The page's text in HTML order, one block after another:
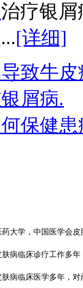
治疗银
[详细]
致牛皮
屑病.
保健
大学，中国医学会
病临床诊疗工作多
病临床医学多年，